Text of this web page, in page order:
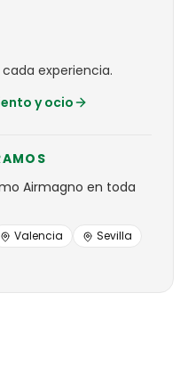
experiencia.
y ocio
Airmagno en toda
Valencia
Sevilla